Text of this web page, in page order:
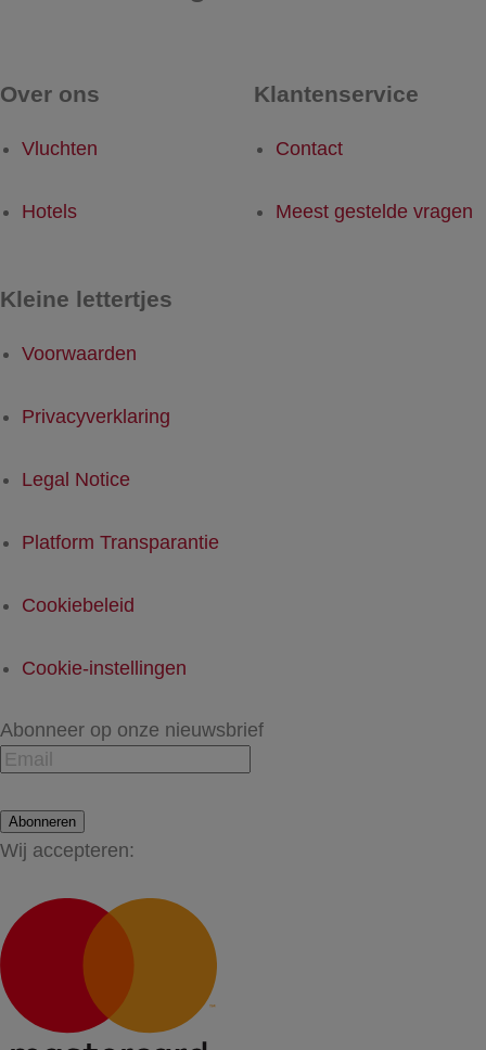
Over ons
Vluchten
Hotels
Klantenservice
Contact
Meest gestelde vragen
Kleine lettertjes
Voorwaarden
Privacyverklaring
Legal Notice
Platform Transparantie
Cookiebeleid
Cookie-instellingen
Abonneer op onze nieuwsbrief
Abonneren
Wij accepteren: